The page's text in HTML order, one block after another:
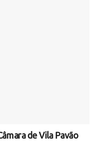
de Vila Pavão